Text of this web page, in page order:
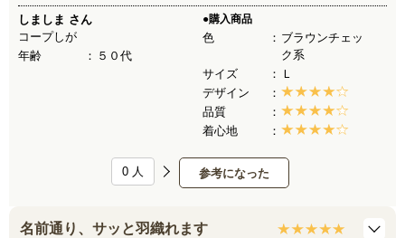
しましま さん
コープしが
年齢
５０代
●購入商品
色
ブラウンチェッ
ク系
サイズ
Ｌ
デザイン
品質
着心地
参考になった
0 人
名前通り、サッと羽織れます